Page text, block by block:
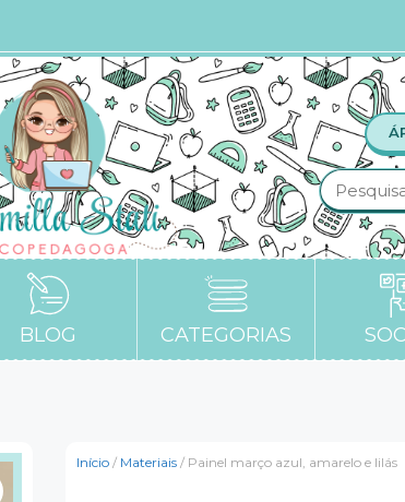
BLOG CATEGORIAS
Início / Materiais / Painel março azul, amarelo e lilás